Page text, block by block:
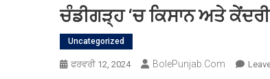
ਚੰਡੀਗੜ੍ਹ ‘ਚ ਕਿਸਾਨ ਅਤੇ
Uncategorized
ਫਰਵਰੀ 12, 2024 BolePunjab.com